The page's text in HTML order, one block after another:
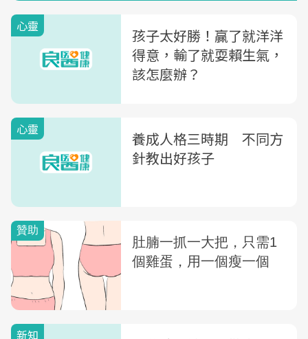
心靈
孩子太好勝！贏了就洋洋
得意，輸了就耍賴生氣，
該怎麼辦？
心靈
養成人格三時期 不同方
針教出好孩子
新知